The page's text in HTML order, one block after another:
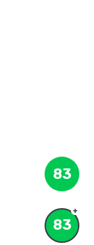
83
83